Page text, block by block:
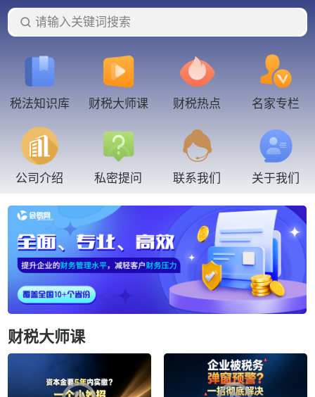
请输入关键词搜索
税法知识库 财税大师课 财税热点 名家专栏
公司介绍 私密提问 联系我们 关于我们
财税大师课